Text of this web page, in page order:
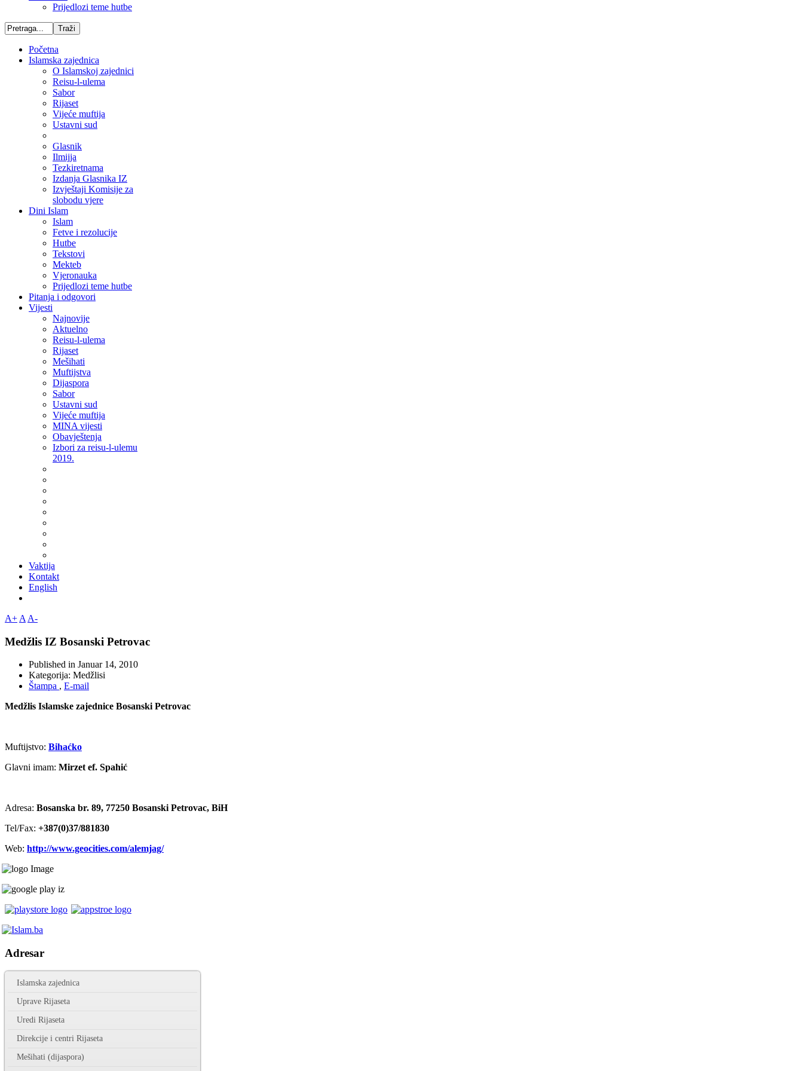
Prijedlozi teme hutbe
Početna
Islamska zajednica
O Islamskoj zajednici
Reisu-l-ulema
Sabor
Rijaset
Vijeće muftija
Ustavni sud
Glasnik
Ilmijja
Tezkiretnama
Izdanja Glasnika IZ
Izvještaji Komisije za
slobodu vjere
Dini Islam
Islam
Fetve i rezolucije
Hutbe
Tekstovi
Mekteb
Vjeronauka
Prijedlozi teme hutbe
Pitanja i odgovori
Vijesti
Najnovije
Aktuelno
Reisu-l-ulema
Rijaset
Mešihati
Muftijstva
Dijaspora
Sabor
Ustavni sud
Vijeće muftija
MINA vijesti
Obavještenja
Izbori za reisu-l-ulemu
2019.
Vaktija
Kontakt
English
A+ A A-
Medžlis IZ Bosanski Petrovac
Published in Januar 14, 2010
Kategorija: Medžlisi
Štampa , E-mail
Medžlis Islamske zajednice Bosanski Petrovac
Muftijstvo: Bihaćko
Glavni imam: Mirzet ef. Spahić
Adresa: Bosanska br. 89, 77250 Bosanski Petrovac, BiH
Tel/Fax: +387(0)37/881830
Web: http://www.geocities.com/alemjag/
Adresar
Islamska zajednica
Uprave Rijaseta
Uredi Rijaseta
Direkcije i centri Rijaseta
Mešihati (dijaspora)